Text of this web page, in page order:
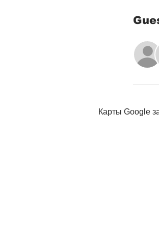
Карты Google